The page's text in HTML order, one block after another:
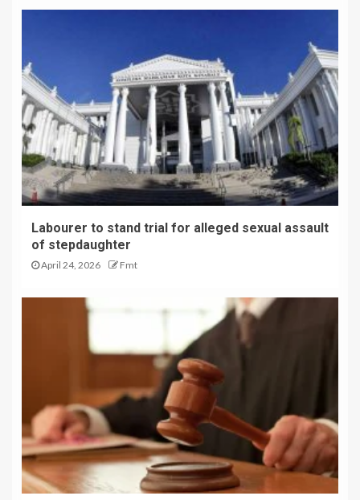
Labourer to stand trial for alleged sexual assault
of stepdaughter
April 24, 2026 Fmt